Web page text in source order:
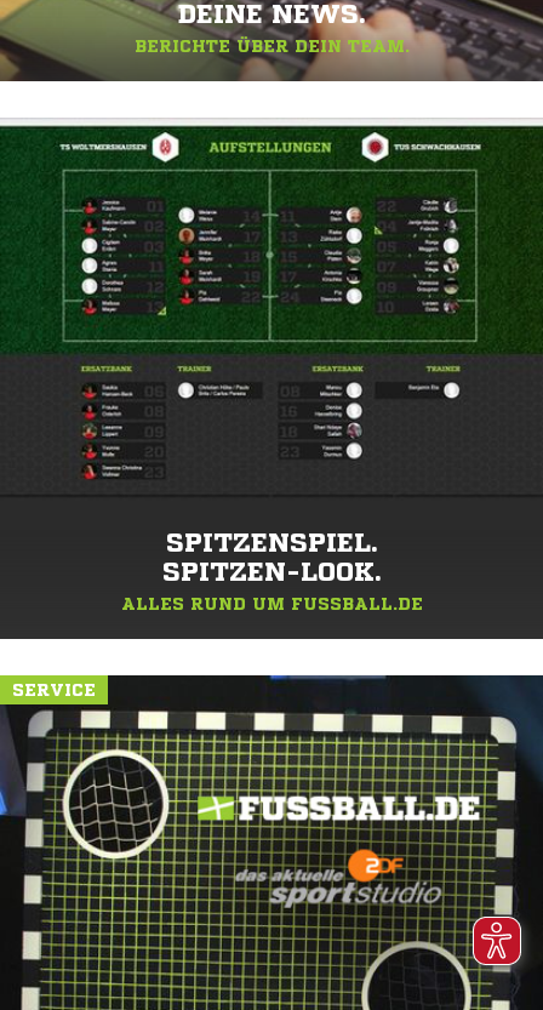
DEINE NEWS.
BERICHTE ÜBER DEIN TEAM.
SPITZENSPIEL.
SPITZEN-LOOK.
ALLES RUND UM FUSSBALL.DE
SERVICE